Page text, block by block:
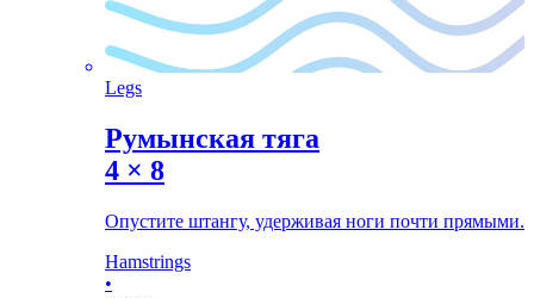
Legs
Румынская тяга
4 × 8
Опустите штангу, удерживая ноги почти прямыми.
Hamstrings
•